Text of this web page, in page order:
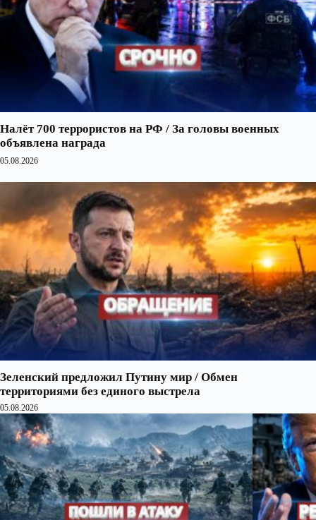
Налёт 700 террористов на РФ / За головы военных
объявлена награда
05.08.2026
Зеленский предложил Путину мир / Обмен
территориями без единого выстрела
05.08.2026